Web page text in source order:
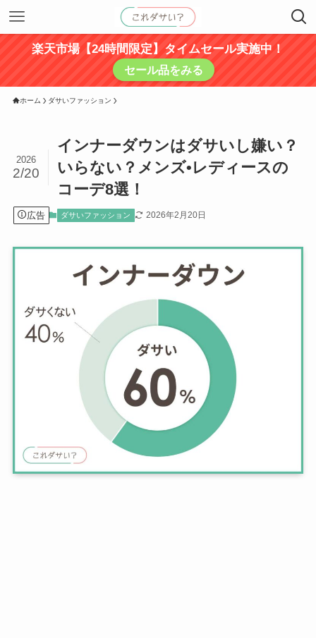
楽天市場【24時間限定】タイムセール実施中！
セール品をみる
ホーム ダサいファッション
インナーダウンはダサいし嫌い？
いらない？メンズ•レディースの
コーデ8選！
2026
2/20
広告 ダサいファッション 2026年2月20日